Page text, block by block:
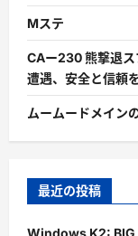
Mステ
CAー230 熊撃退
遭遇、安全と信頼
ムームードメイン
最近の投稿